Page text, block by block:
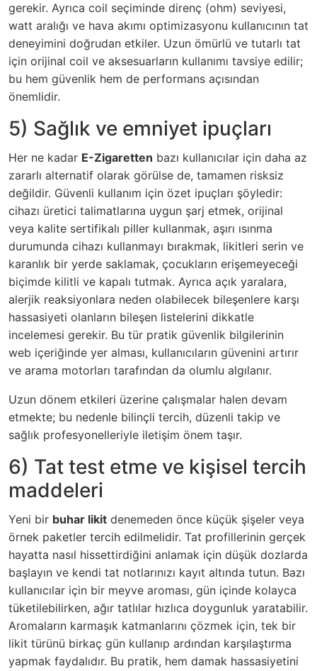
gerekir. Ayrıca coil seçiminde direnç (ohm) seviyesi,
watt aralığı ve hava akımı optimizasyonu kullanıcının tat
deneyimini doğrudan etkiler. Uzun ömürlü ve tutarlı tat
için orijinal coil ve aksesuarların kullanımı tavsiye edilir;
bu hem güvenlik hem de performans açısından
önemlidir.
5) Sağlık ve emniyet ipuçları
Her ne kadar E-Zigaretten bazı kullanıcılar için daha az
zararlı alternatif olarak görülse de, tamamen risksiz
değildir. Güvenli kullanım için özet ipuçları şöyledir:
cihazı üretici talimatlarına uygun şarj etmek, orijinal
veya kalite sertifikalı piller kullanmak, aşırı ısınma
durumunda cihazı kullanmayı bırakmak, likitleri serin ve
karanlık bir yerde saklamak, çocukların erişemeyeceği
biçimde kilitli ve kapalı tutmak. Ayrıca açık yaralara,
alerjik reaksiyonlara neden olabilecek bileşenlere karşı
hassasiyeti olanların bileşen listelerini dikkatle
incelemesi gerekir. Bu tür pratik güvenlik bilgilerinin
web içeriğinde yer alması, kullanıcıların güvenini artırır
ve arama motorları tarafından da olumlu algılanır.
Uzun dönem etkileri üzerine çalışmalar halen devam
etmekte; bu nedenle bilinçli tercih, düzenli takip ve
sağlık profesyonelleriyle iletişim önem taşır.
6) Tat test etme ve kişisel tercih
maddeleri
Yeni bir buhar likit denemeden önce küçük şişeler veya
örnek paketler tercih edilmelidir. Tat profillerinin gerçek
hayatta nasıl hissettirdiğini anlamak için düşük dozlarda
başlayın ve kendi tat notlarınızı kayıt altında tutun. Bazı
kullanıcılar için bir meyve aroması, gün içinde kolayca
tüketilebilirken, ağır tatlılar hızlıca doygunluk yaratabilir.
Aromaların karmaşık katmanlarını çözmek için, tek bir
likit türünü birkaç gün kullanıp ardından karşılaştırma
yapmak faydalıdır. Bu pratik, hem damak hassasiyetini